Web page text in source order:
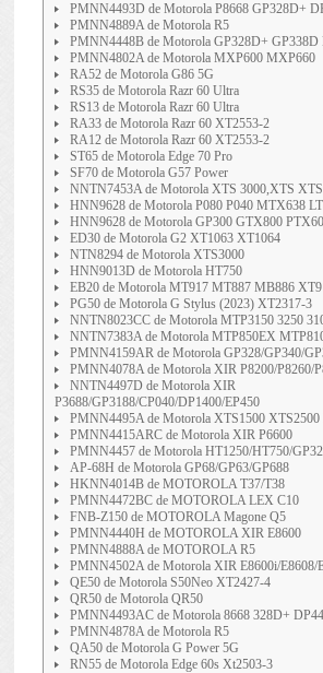
PMNN4493D de Motorola P8668 GP328D+
PMNN4889A de Motorola R5
PMNN4448B de Motorola GP328D+ GP338D
PMNN4802A de Motorola MXP600 MXP660
RA52 de Motorola G86 5G
RS35 de Motorola Razr 60 Ultra
RS13 de Motorola Razr 60 Ultra
RA33 de Motorola Razr 60 XT2553-2
RA12 de Motorola Razr 60 XT2553-2
ST65 de Motorola Edge 70 Pro
SF70 de Motorola G57 Power
NNTN7453A de Motorola XTS 3000,XTS
HNN9628 de Motorola P080 P040 MTX638
HNN9628 de Motorola GP300 GTX800
ED30 de Motorola G2 XT1063 XT1064
NTN8294 de Motorola XTS3000
HNN9013D de Motorola HT750
EB20 de Motorola MT917 MT887 MB886
PG50 de Motorola G Stylus (2023) XT2317-3
NNTN8023CC de Motorola MTP3150 3250
NNTN7383A de Motorola MTP850EX
PMNN4159AR de Motorola GP328/GP340/
PMNN4078A de Motorola XIR P8200/P8260/
NNTN4497D de Motorola XIR
P3688/GP3188/CP040/DP1400/EP450
PMNN4495A de Motorola XTS1500 XTS2500
PMNN4415ARC de Motorola XIR P6600
PMNN4457 de Motorola HT1250/HT750/
AP-68H de Motorola GP68/GP63/GP688
HKNN4014B de MOTOROLA T37/T38
PMNN4472BC de MOTOROLA LEX C10
FNB-Z150 de MOTOROLA Magone Q5
PMNN4440H de MOTOROLA XIR E8600
PMNN4888A de MOTOROLA R5
PMNN4502A de Motorola XIR E8600i/E8608/
QE50 de Motorola S50Neo XT2427-4
QR50 de Motorola QR50
PMNN4493AC de Motorola 8668 328D+
PMNN4878A de Motorola R5
QA50 de Motorola G Power 5G
RN55 de Motorola Edge 60s Xt2503-3